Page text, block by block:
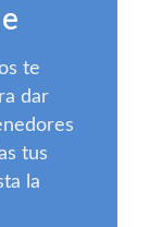
te
dar
tus
la